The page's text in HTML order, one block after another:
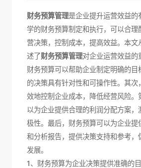
财务预算管理是企业提升运营效益的
学的财务预算制定和执行，可以合理
营决策，控制成本，提高效益。本文
述了财务预算管理对企业运营效益的
财务预算可以帮助企业制定明确的目
的决策具有针对性和可操作性。其次
效地控制企业成本，降低经营风险。
以为企业提供合理的利润分配方案，
极性。最后，财务预算可以为企业提
和分析报告，提供决策支持和参考，
发展。
1、财务预算为企业决策提供准确的